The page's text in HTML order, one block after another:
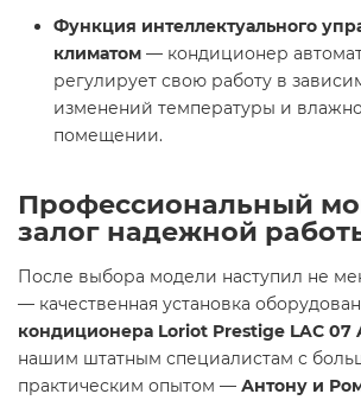
Функция интеллектуального
климатом — кондиционер
регулирует свою работу в
изменений температуры и
помещении.
Профессиональный
залог надежной
После выбора модели наступил не
— качественная установка
кондиционера Loriot Prestige LAC 07
нашим штатным специалистам с
практическим опытом — Антону и